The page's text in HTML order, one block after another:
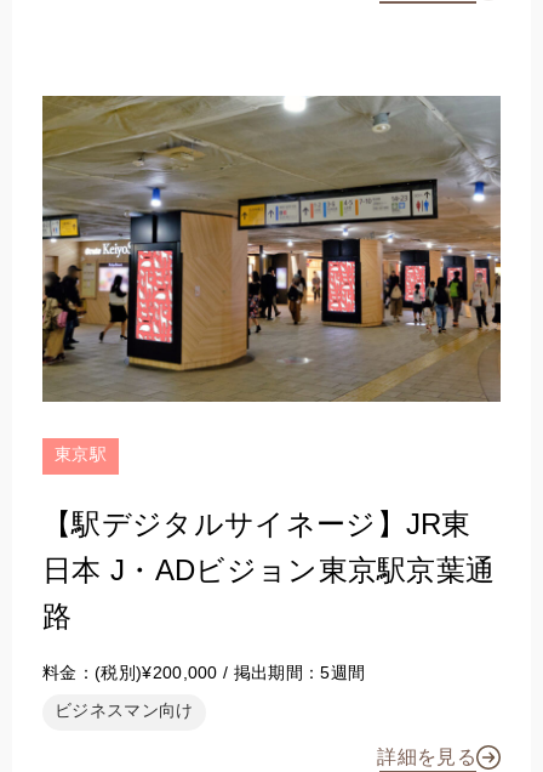
東京駅
【駅デジタルサイネージ】JR東
日本 J・ADビジョン東京駅京葉通
路
料金：(税別)¥200,000 / 掲出期間：5週間
ビジネスマン向け
詳細を見る